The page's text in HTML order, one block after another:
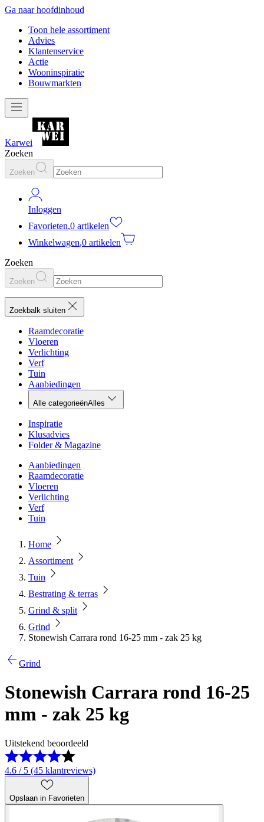
Ga naar hoofdinhoud
Toon hele assortiment
Advies
Klantenservice
Actie
Wooninspiratie
Bouwmarkten
Karwei
Zoeken
Zoeken
Inloggen
Favorieten,0 artikelen
Winkelwagen,0 artikelen
Zoeken
Zoeken
Zoekbalk sluiten
Raamdecoratie
Vloeren
Verlichting
Verf
Tuin
Aanbiedingen
Alle categorieënAlles
Inspiratie
Klusadvies
Folder & Magazine
Aanbiedingen
Raamdecoratie
Vloeren
Verlichting
Verf
Tuin
Home
Assortiment
Tuin
Bestrating & terras
Grind & split
Grind
Stonewish Carrara rond 16-25 mm - zak 25 kg
Grind
Stonewish Carrara rond 16-25
mm - zak 25 kg
Uitstekend beoordeeld
4.6 / 5 (45 klantreviews)
Opslaan in Favorieten